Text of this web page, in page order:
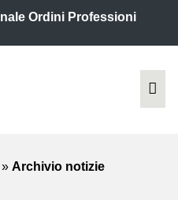
Ordini Professioni
» Archivio notizie